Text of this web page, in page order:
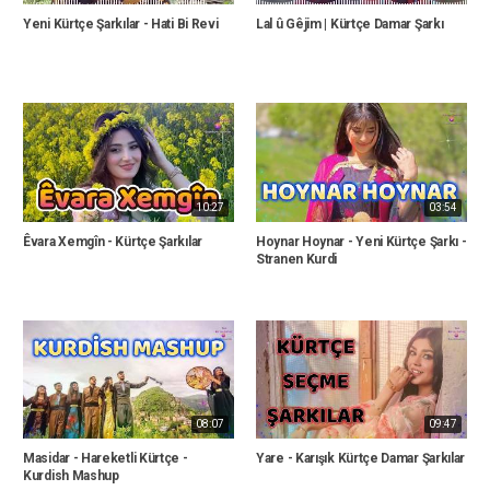
Yeni Kürtçe Şarkılar - Hati Bi Revi Lal û Gêjim | Kürtçe Damar Şarkı
10:27
Êvara Xemgîn - Kürtçe Şarkılar
03:54
Hoynar Hoynar - Yeni Kürtçe Şarkı -
Stranen Kurdi
08:07
Masidar - Hareketli Kürtçe -
Kurdish Mashup
09:47
Yare - Karışık Kürtçe Damar Şarkılar